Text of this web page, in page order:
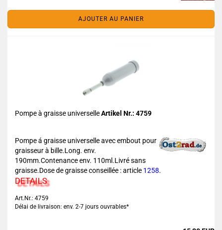
AJOUTER AU PANIER
Pompe à graisse universelleArtikel Nr.: 4759
Pompe á graisse universelle avec embout pour
graisseur à bille.Long. env.
190mm.Contenance env. 110ml.Livré sans
graisse.Dose de graisse conseillée : article 1258.
DETAILS
Art.Nr.: 4759
Délai de livraison: env. 2-7 jours ouvrables*